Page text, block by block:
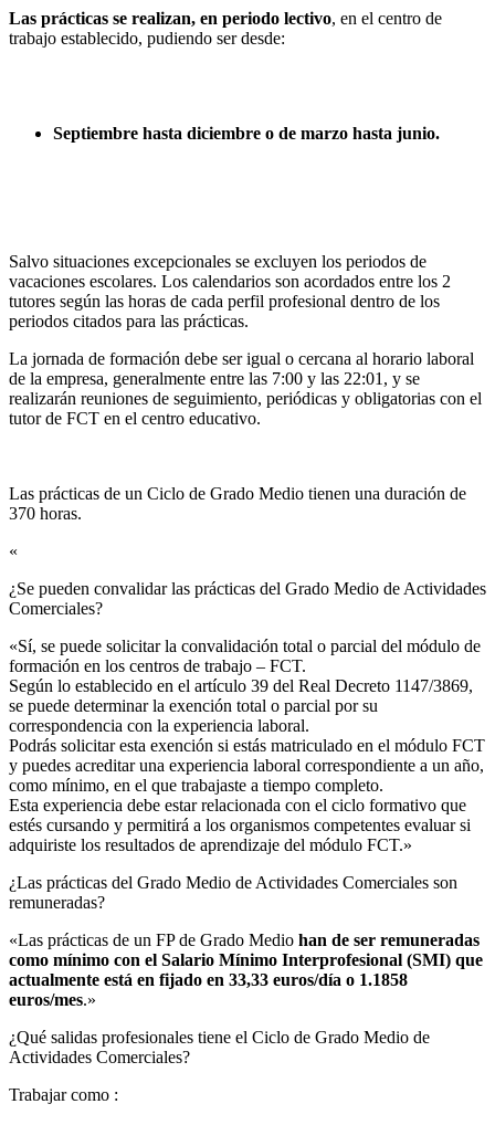
Las prácticas se realizan, en periodo lectivo, en el centro de
trabajo establecido, pudiendo ser desde:
Septiembre hasta diciembre o de marzo hasta junio.
Salvo situaciones excepcionales se excluyen los periodos de
vacaciones escolares. Los calendarios son acordados entre los 2
tutores según las horas de cada perfil profesional dentro de los
periodos citados para las prácticas.
La jornada de formación debe ser igual o cercana al horario laboral
de la empresa, generalmente entre las 7:00 y las 22:01, y se
realizarán reuniones de seguimiento, periódicas y obligatorias con el
tutor de FCT en el centro educativo.
Las prácticas de un Ciclo de Grado Medio tienen una duración de
370 horas.
«
¿Se pueden convalidar las prácticas del Grado Medio de Actividades
Comerciales?​
«Sí, se puede solicitar la convalidación total o parcial del módulo de
formación en los centros de trabajo – FCT.
Según lo establecido en el artículo 39 del Real Decreto 1147/3869,
se puede determinar la exención total o parcial por su
correspondencia con la experiencia laboral.
Podrás solicitar esta exención si estás matriculado en el módulo FCT
y puedes acreditar una experiencia laboral correspondiente a un año,
como mínimo, en el que trabajaste a tiempo completo.
Esta experiencia debe estar relacionada con el ciclo formativo que
estés cursando y permitirá a los organismos competentes evaluar si
adquiriste los resultados de aprendizaje del módulo FCT.»
¿Las prácticas del Grado Medio de Actividades Comerciales son
remuneradas?​
«Las prácticas de un FP de Grado Medio han de ser remuneradas
como mínimo con el Salario Mínimo Interprofesional (SMI) que
actualmente está en fijado en 33,33 euros/día o 1.1858
euros/mes.»
¿Qué salidas profesionales tiene el Ciclo de Grado Medio de
Actividades Comerciales?​
Trabajar como :